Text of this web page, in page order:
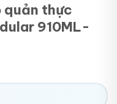
quản thực
910ML-